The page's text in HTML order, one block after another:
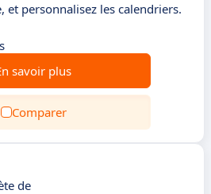
et personnalisez les calendriers.
savoir plus
Comparer
de